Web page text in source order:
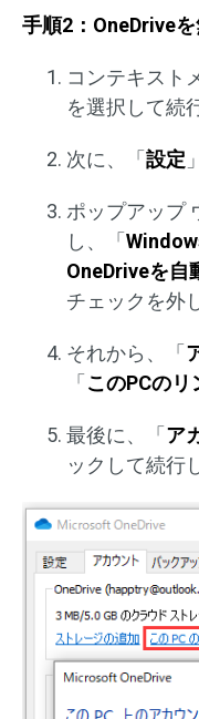
手順2：OneDrive
コンテキスト
を選択して続
次に、「 設定
ポップアップ
し、「
OneDriveを自
チェックを外
それから、「
「 このPCのリ
最後に、「 ア
ックして続行